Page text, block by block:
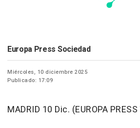
Europa Press Sociedad
Miércoles, 10 diciembre 2025
Publicado: 17:09
MADRID 10 Dic. (EUROPA